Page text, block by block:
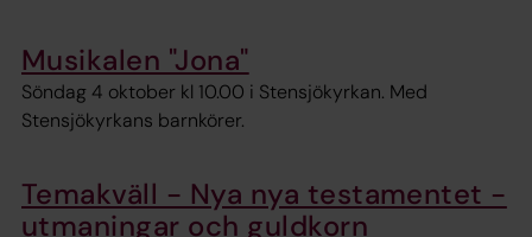
Musikalen "Jona"
Söndag 4 oktober kl 10.00 i Stensjökyrkan. Med
Stensjökyrkans barnkörer.
Temakväll - Nya nya testamentet -
utmaningar och guldkorn